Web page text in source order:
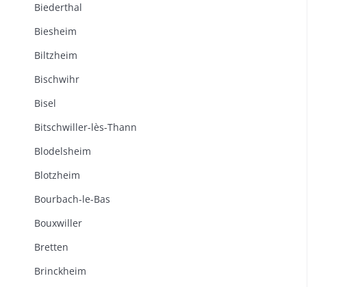
Biederthal
Biesheim
Biltzheim
Bischwihr
Bisel
Bitschwiller-lès-Thann
Blodelsheim
Blotzheim
Bourbach-le-Bas
Bouxwiller
Bretten
Brinckheim